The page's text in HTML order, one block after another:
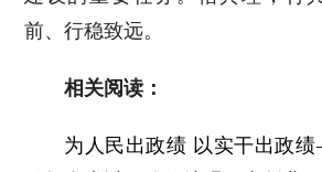
前、行稳致远。
相关阅读：
为人民出政绩 以实干出政